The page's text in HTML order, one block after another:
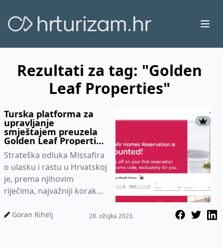
Rezultati za tag: "Golden
Leaf Properties"
Turska platforma za
upravljanje
smještajem preuzela
Golden Leaf Properties
u Hrvatskoj
Strateška odluka Missafira
o ulasku i rastu u Hrvatskoj
je, prema njihovim
riječima, najvažniji korak
najveći brend
Goran Rihelj 28. ožujka 2023.